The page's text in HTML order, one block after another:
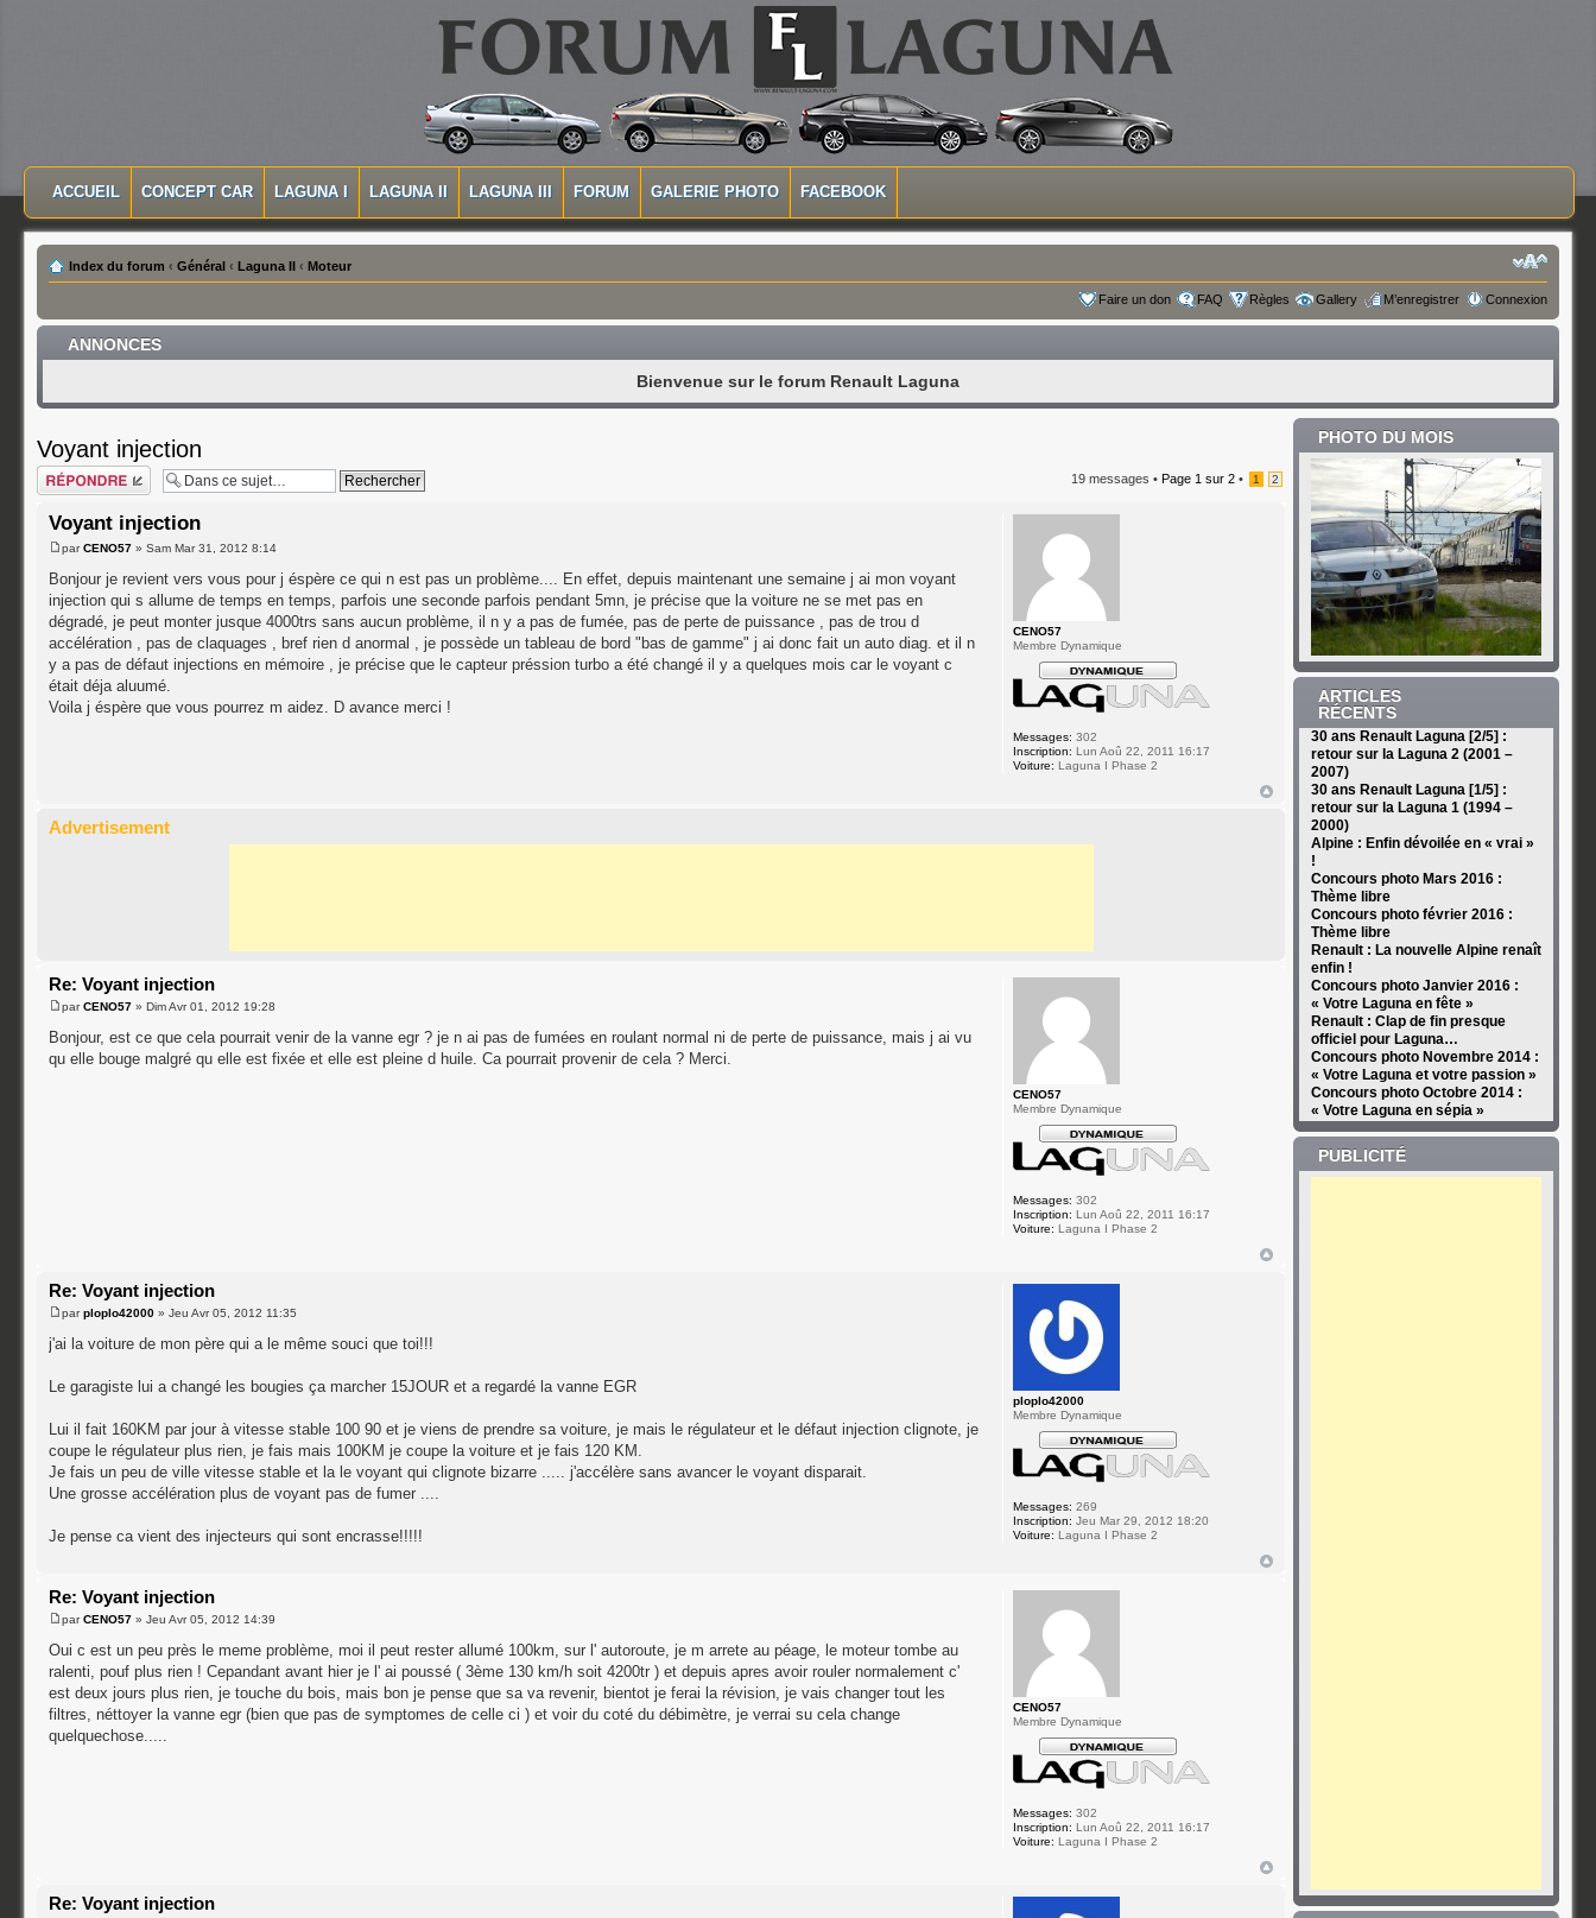
MENU PRINCIPAL
ACCUEIL CONCEPT CAR LAGUNA I LAGUNA II LAGUNA III FORUM GALERIE PHOTO FACEBOOK
Index du forum ‹ Général ‹ Laguna II ‹ Moteur
Faire un don FAQ Règles Gallery M’enregistrer Connexion
ANNONCES
Bienvenue sur le forum Renault Laguna
Voyant injection
Répondre 19 messages •Page 1 sur2 • 1 2
Voyant injection
parCENO57 » Sam Mar 31, 2012 8:14
Bonjour je revient vers vous pour j éspère ce qui n est pas un problème.... En effet, depuis maintenant une semaine j ai mon voyant
injection qui s allume de temps en temps, parfois une seconde parfois pendant 5mn, je précise que la voiture ne se met pas en
dégradé, je peut monter jusque 4000trs sans aucun problème, il n y a pas de fumée, pas de perte de puissance , pas de trou d
accélération , pas de claquages , bref rien d anormal , je possède un tableau de bord "bas de gamme" j ai donc fait un auto diag. et il n
y a pas de défaut injections en mémoire , je précise que le capteur préssion turbo a été changé il y a quelques mois car le voyant c
était déja aluumé.
Voila j éspère que vous pourrez m aidez. D avance merci !
CENO57
Membre Dynamique
Messages: 302
Inscription: Lun Aoû 22, 2011 16:17
Voiture: Laguna I Phase 2
Advertisement
Re: Voyant injection
parCENO57 » Dim Avr 01, 2012 19:28
Bonjour, est ce que cela pourrait venir de la vanne egr ? je n ai pas de fumées en roulant normal ni de perte de puissance, mais j ai vu
qu elle bouge malgré qu elle est fixée et elle est pleine d huile. Ca pourrait provenir de cela ? Merci.
CENO57
Membre Dynamique
Messages: 302
Inscription: Lun Aoû 22, 2011 16:17
Voiture: Laguna I Phase 2
Re: Voyant injection
parploplo42000 » Jeu Avr 05, 2012 11:35
j'ai la voiture de mon père qui a le même souci que toi!!!
Le garagiste lui a changé les bougies ça marcher 15JOUR et a regardé la vanne EGR
Lui il fait 160KM par jour à vitesse stable 100 90 et je viens de prendre sa voiture, je mais le régulateur et le défaut injection clignote, je
coupe le régulateur plus rien, je fais mais 100KM je coupe la voiture et je fais 120 KM.
Je fais un peu de ville vitesse stable et la le voyant qui clignote bizarre ..... j'accélère sans avancer le voyant disparait.
Une grosse accélération plus de voyant pas de fumer ....
Je pense ca vient des injecteurs qui sont encrasse!!!!!
ploplo42000
Membre Dynamique
Messages: 269
Inscription: Jeu Mar 29, 2012 18:20
Voiture: Laguna I Phase 2
Re: Voyant injection
parCENO57 » Jeu Avr 05, 2012 14:39
Oui c est un peu près le meme problème, moi il peut rester allumé 100km, sur l' autoroute, je m arrete au péage, le moteur tombe au
ralenti, pouf plus rien ! Cepandant avant hier je l' ai poussé ( 3ème 130 km/h soit 4200tr ) et depuis apres avoir rouler normalement c'
est deux jours plus rien, je touche du bois, mais bon je pense que sa va revenir, bientot je ferai la révision, je vais changer tout les
filtres, néttoyer la vanne egr (bien que pas de symptomes de celle ci ) et voir du coté du débimètre, je verrai su cela change
quelquechose.....
CENO57
Membre Dynamique
Messages: 302
Inscription: Lun Aoû 22, 2011 16:17
Voiture: Laguna I Phase 2
Re: Voyant injection
PHOTO DU MOIS
ARTICLES
RÉCENTS
30 ans Renault Laguna [2/5] :
retour sur la Laguna 2 (2001 –
2007)
30 ans Renault Laguna [1/5] :
retour sur la Laguna 1 (1994 –
2000)
Alpine : Enfin dévoilée en « vrai »
!
Concours photo Mars 2016 :
Thème libre
Concours photo février 2016 :
Thème libre
Renault : La nouvelle Alpine renaît
enfin !
Concours photo Janvier 2016 :
« Votre Laguna en fête »
Renault : Clap de fin presque
officiel pour Laguna…
Concours photo Novembre 2014 :
« Votre Laguna et votre passion »
Concours photo Octobre 2014 :
« Votre Laguna en sépia »
PUBLICITÉ